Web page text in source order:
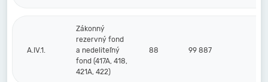
A.IV.1.
Zákonný
rezervný fond
a nedeliteľný
fond (417A, 418,
421A, 422)
88 99 887